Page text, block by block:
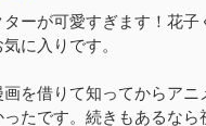
ターが可愛すぎます！花子
に入りです。
を借りて知ってからアニ
たです。続きもあるなら